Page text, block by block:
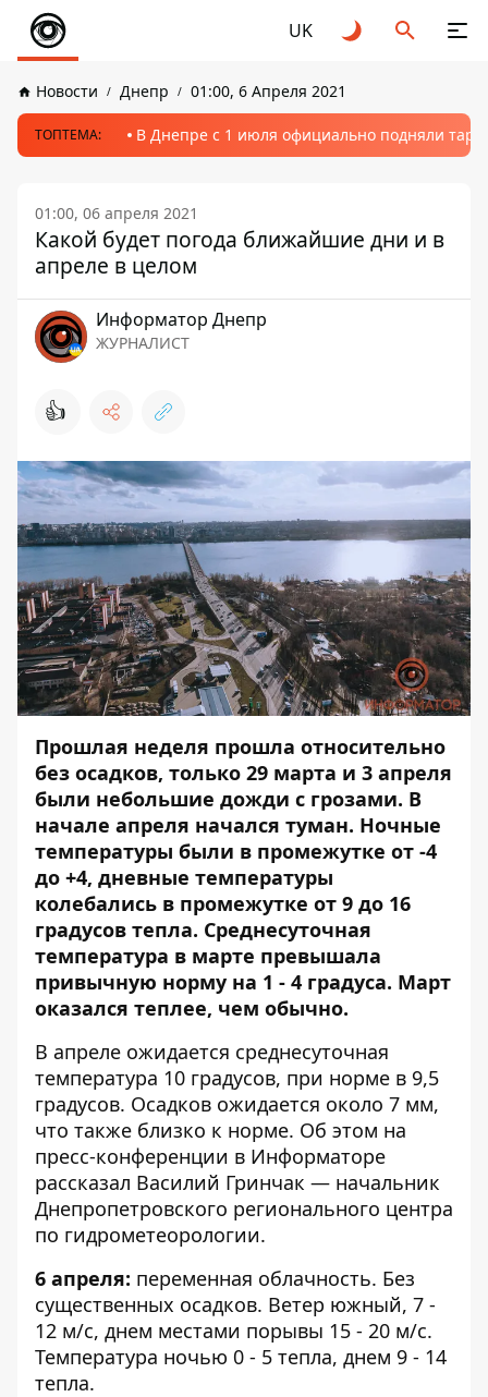
UK
Новости Днепр 01:00, 6 Апреля 2021
ТОПТЕМА: В Днепре с 1 июля официально подняли
01:00, 06 апреля 2021
Какой будет погода ближайшие дни и в
апреле в целом
Информатор Днепр
ЖУРНАЛИСТ
👍
Прошлая неделя прошла относительно
без осадков, только 29 марта и 3 апреля
были небольшие дожди с грозами. В
начале апреля начался туман. Ночные
температуры были в промежутке от -4
до +4, дневные температуры
колебались в промежутке от 9 до 16
градусов тепла. Среднесуточная
температура в марте превышала
привычную норму на 1 - 4 градуса. Март
оказался теплее, чем обычно.
В апреле ожидается среднесуточная
температура 10 градусов, при норме в 9,5
градусов. Осадков ожидается около 7 мм,
что также близко к норме. Об этом на
пресс-конференции в Информаторе
рассказал Василий Гринчак — начальник
Днепропетровского регионального центра
по гидрометеорологии.
6 апреля: переменная облачность. Без
существенных осадков. Ветер южный, 7 -
12 м/c, днем местами порывы 15 - 20 м/с.
Температура ночью 0 - 5 тепла, днем 9 - 14
тепла.